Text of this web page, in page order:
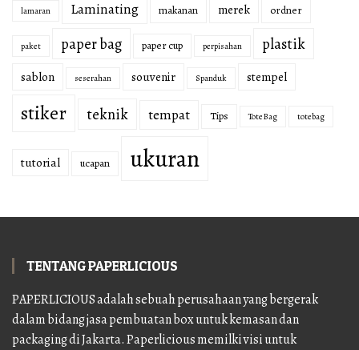
lamaran Laminating makanan merek ordner
paket paper bag paper cup perpisahan plastik
sablon seserahan souvenir Spanduk stempel
stiker teknik tempat Tips Tote Bag totebag
tutorial ucapan ukuran
TENTANG PAPERLICIOUS
PAPERLICIOUS adalah sebuah perusahaan yang bergerak
dalam bidang jasa pembuatan box untuk kemasan dan
packaging di Jakarta. Paperlicious memilki visi untuk